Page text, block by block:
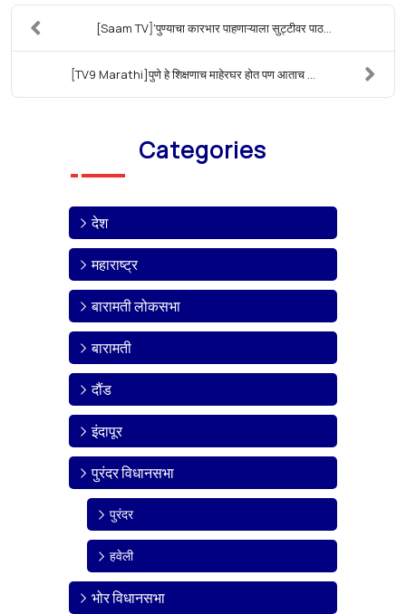
[Saam TV]'पुण्याचा कारभार पाहणाऱ्याला सुट्टीवर पाठ...
[TV9 Marathi]पुणे हे शिक्षणाच माहेरघर होत पण आताच ...
Categories
देश
महाराष्ट्र
बारामती लोकसभा
बारामती
दौंड
इंदापूर
पुरंदर विधानसभा
पुरंदर
हवेली
भोर विधानसभा